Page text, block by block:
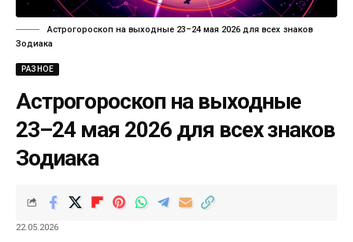
Астрогороскоп на выходные 23–24 мая 2026 для всех знаков
Зодиака
РАЗНОЕ
Астрогороскоп на выходные
23–24 мая 2026 для всех знаков
Зодиака
22.05.2026